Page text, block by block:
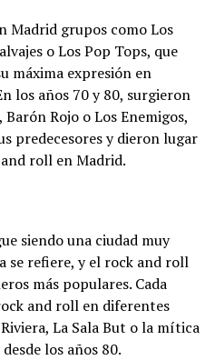
Madrid grupos como Los
o Los Pop Tops, que
máxima expresión en
los años 70 y 80, surgieron
Rojo o Los Enemigos,
predecesores y dieron lugar
roll en Madrid.
siendo una ciudad muy
se refiere, y el rock and roll
más populares. Cada
and roll en diferentes
La Sala But o la mítica
los años 80.